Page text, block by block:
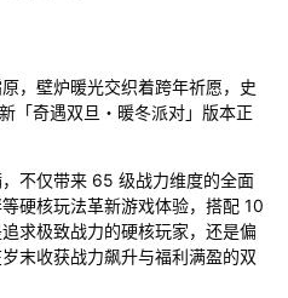
，壁炉暖光交织着跨年祈愿，史
「奇遇双旦・暖冬派对」版本正
不仅带来 65 级战力维度的全面
硬核玩法革新游戏体验，搭配 10
求极致战力的硬核玩家，还是偏
末收获战力飙升与福利满盈的双